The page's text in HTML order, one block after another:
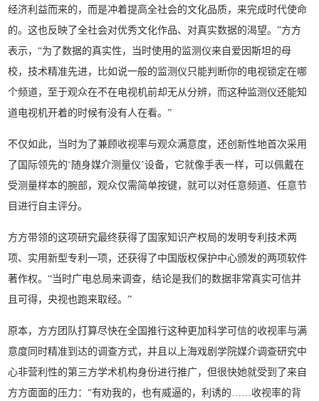
经济利益而来的，而是冲着提高全社会的文化品质，来完成时代使命
的。这也反映了全社会对优秀文化作品、对真实数据的渴望。”方方
表示，“为了数据的真实性，当时使用的监测仪来自爱因斯坦的母
校，技术精准先进，比如说一般的监测仪只能判断你的电视锁定在哪
个频道，至于观众在不在电视机前却无从分辨，而这种监测仪还能知
道电视机开着的时候有没有人在看。”
不仅如此，当时为了兼顾收视率与观众满意度，还创新性地首次采用
了国际领先的‘随身媒介测量仪’设备，它就像手表一样，可以佩戴在
受测量样本的腕部，观众仅需简单按键，就可以对任意频道、任意节
目进行自主评分。
方方带领的这项研究最终获得了国家知识产权局的发明专利技术两
项、实用新型专利一项，还获得了中国版权保护中心颁发的两项软件
著作权。“当时广电总局来调查，结论是我们的数据非常真实可信并
且可得，央视也跑来取经。”
原本，方方团队打算尽快在全国推行这种更加科学可信的收视率与满
意度同时精准到达的调查方式，并且以上海戏剧学院媒介调查研究中
心非营利性的第三方学术机构身份进行推广，但很快她就受到了来自
方方面面的压力：“有劝我的，也有威逼的，利诱的……收视率的背